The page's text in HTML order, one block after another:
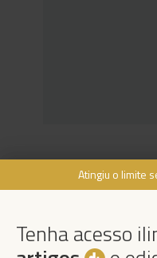
Atingiu o limite
Tenha acesso